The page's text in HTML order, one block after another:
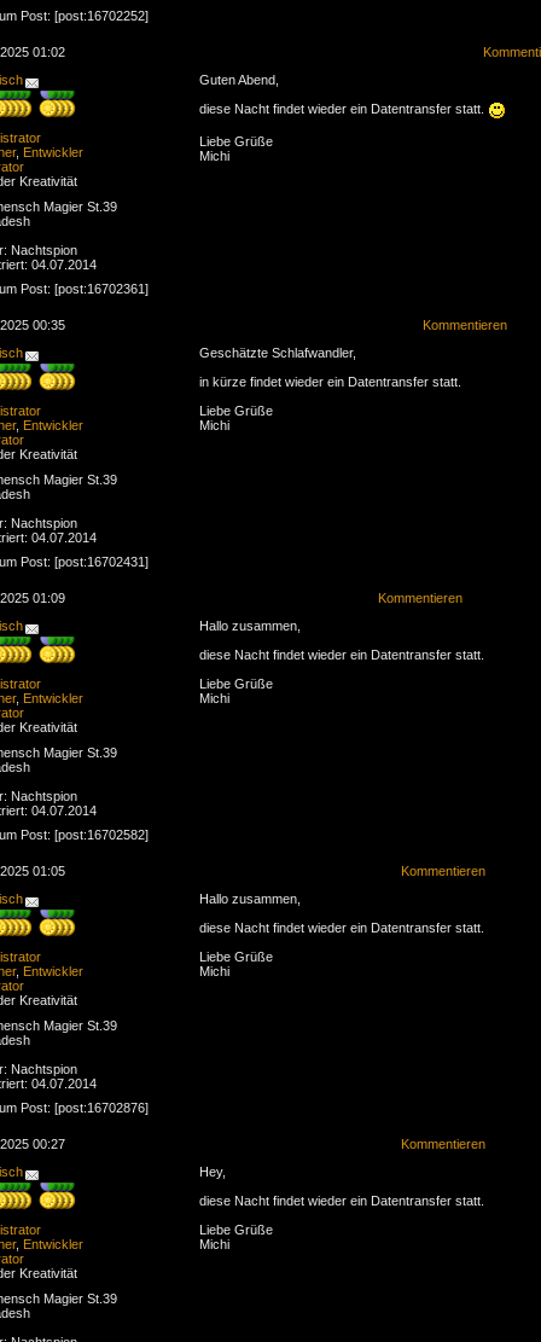
Post: [post:16702252]
01:02
, Entwickler
Kreativität
Magier St.39
Nachtspion
04.07.2014
Post: [post:16702361]
Guten Abend,
diese Nacht findet wieder ein Datentransfer statt.
Liebe Grüße
Michi
00:35
Kommentieren
, Entwickler
Kreativität
Magier St.39
Nachtspion
04.07.2014
Post: [post:16702431]
Geschätzte Schlafwandler,
in kürze findet wieder ein Datentransfer statt.
Liebe Grüße
Michi
01:09
Kommentieren
, Entwickler
Kreativität
Magier St.39
Nachtspion
04.07.2014
Post: [post:16702582]
Hallo zusammen,
diese Nacht findet wieder ein Datentransfer statt.
Liebe Grüße
Michi
01:05
Kommentieren
, Entwickler
Kreativität
Magier St.39
Nachtspion
04.07.2014
Post: [post:16702876]
Hallo zusammen,
diese Nacht findet wieder ein Datentransfer statt.
Liebe Grüße
Michi
00:27
Kommentieren
, Entwickler
Kreativität
Magier St.39
Hey,
diese Nacht findet wieder ein Datentransfer statt.
Liebe Grüße
Michi